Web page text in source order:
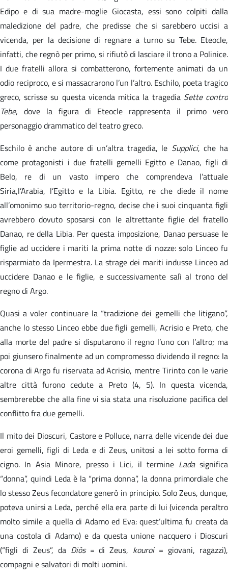
Edipo e di sua madre-moglie Giocasta, essi sono colpiti dalla
maledizione del padre, che predisse che si sarebbero uccisi a
vicenda, per la decisione di regnare a turno su Tebe. Eteocle,
infatti, che regnò per primo, si rifiutò di lasciare il trono a Polinice.
I due fratelli allora si combatterono, fortemente animati da un
odio reciproco, e si massacrarono l’un l’altro. Eschilo, poeta tragico
greco, scrisse su questa vicenda mitica la tragedia Sette contro
Tebe, dove la figura di Eteocle rappresenta il primo vero
personaggio drammatico del teatro greco.
Eschilo è anche autore di un’altra tragedia, le Supplici, che ha
come protagonisti i due fratelli gemelli Egitto e Danao, figli di
Belo, re di un vasto impero che comprendeva l’attuale
Siria,l’Arabia, l’Egitto e la Libia. Egitto, re che diede il nome
all’omonimo suo territorio-regno, decise che i suoi cinquanta figli
avrebbero dovuto sposarsi con le altrettante figlie del fratello
Danao, re della Libia. Per questa imposizione, Danao persuase le
figlie ad uccidere i mariti la prima notte di nozze: solo Linceo fu
risparmiato da Ipermestra. La strage dei mariti indusse Linceo ad
uccidere Danao e le figlie, e successivamente salì al trono del
regno di Argo.
Quasi a voler continuare la “tradizione dei gemelli che litigano”,
anche lo stesso Linceo ebbe due figli gemelli, Acrisio e Preto, che
alla morte del padre si disputarono il regno l’uno con l’altro; ma
poi giunsero finalmente ad un compromesso dividendo il regno: la
corona di Argo fu riservata ad Acrisio, mentre Tirinto con le varie
altre città furono cedute a Preto (4, 5). In questa vicenda,
sembrerebbe che alla fine vi sia stata una risoluzione pacifica del
conflitto fra due gemelli.
Il mito dei Dioscuri, Castore e Polluce, narra delle vicende dei due
eroi gemelli, figli di Leda e di Zeus, unitosi a lei sotto forma di
cigno. In Asia Minore, presso i Lici, il termine Lada significa
“donna”, quindi Leda è la “prima donna”, la donna primordiale che
lo stesso Zeus fecondatore generò in principio. Solo Zeus, dunque,
poteva unirsi a Leda, perché ella era parte di lui (vicenda peraltro
molto simile a quella di Adamo ed Eva: quest’ultima fu creata da
una costola di Adamo) e da questa unione nacquero i Dioscuri
(“figli di Zeus”, da Diòs = di Zeus, kouroi = giovani, ragazzi),
compagni e salvatori di molti uomini.